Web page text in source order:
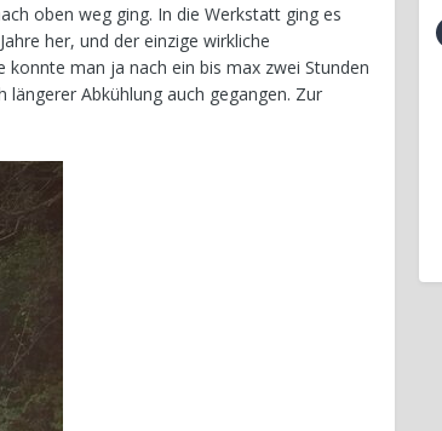
oben weg ging. In die Werkstatt ging es
her, und der einzige wirkliche
konnte man ja nach ein bis max zwei Stunden
Abkühlung auch gegangen. Zur